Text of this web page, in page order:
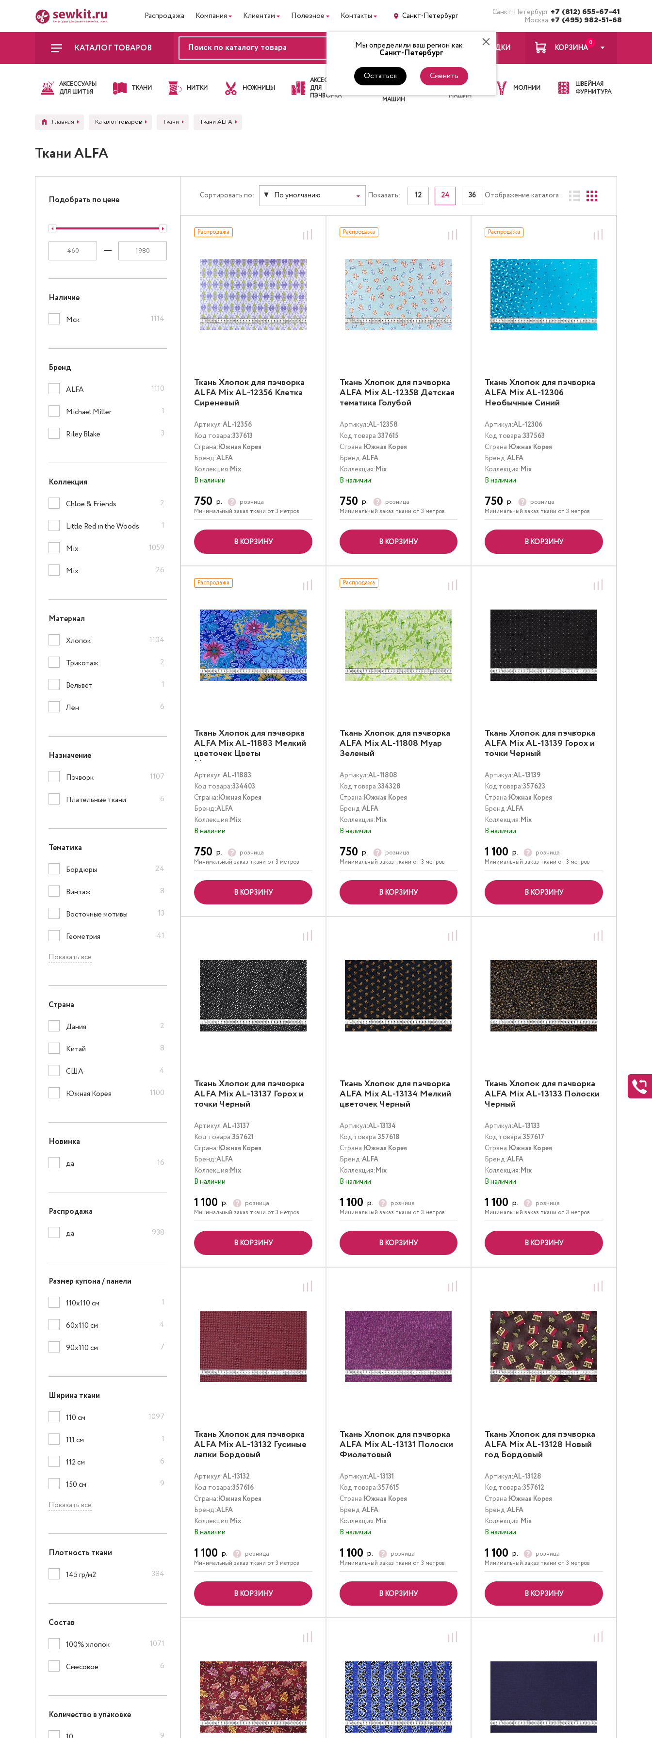
Распродажа Компания Клиентам Полезное Контакты Санкт-Петербург Санкт-Петербург +7 (812) 655-67-41
Москва +7 (495) 982-51-68
Мы определили ваш регион как:
Санкт-Петербург
Остаться Сменить
КАТАЛОГ ТОВАРОВ ВХОД ЗАКЛАДКИ
0
КОРЗИНА
АКСЕССУАРЫ
ДЛЯ ШИТЬЯ
ТКАНИ НИТКИ НОЖНИЦЫ
АКСЕССУАРЫ
ДЛЯ
ПЭЧВОРКА
ЛАПКИ
ДЛЯ
МАШИН
ИГЛЫ ДЛЯ
ШВЕЙНЫХ
МАШИН
МОЛНИИ
ШВЕЙНАЯ
ФУРНИТУРА
Главная Каталог товаров Ткани Ткани ALFA
Ткани ALFA
Подобрать по цене
Наличие
Мск 1114
Бренд
ALFA 1110
Michael Miller 1
Riley Blake 3
Коллекция
Chloe & Friends 2
Little Red in the Woods 1
Mix 1059
Mix 26
Материал
Хлопок 1104
Трикотаж 2
Вельвет 1
Лен 6
Назначение
Пэчворк 1107
Плательные ткани 6
Тематика
Бордюры 24
Винтаж 8
Восточные мотивы 13
Геометрия 41
Показать все
Страна
Дания 2
Китай 8
США 4
Южная Корея 1100
Новинка
да 16
Распродажа
да 938
Размер купона / панели
110х110 см 1
60х110 см 4
90х110 см 7
Ширина ткани
110 см 1097
111 см 1
112 см 6
150 см 9
Показать все
Плотность ткани
145 гр/м2 384
Состав
100% хлопок 1071
Смесовое 6
Количество в упаковке
Сортировать по: По умолчанию Показать: 12 24 36 Отображение каталога:
Распродажа
Ткань Хлопок для пэчворка
ALFA Mix AL-12356 Клетка
Сиреневый
Артикул:AL-12356
Код товара:337613
Страна:Южная Корея
Бренд:ALFA
Коллекция:Mix
В наличии
750 р. розница
Минимальный заказ ткани от 3 метров
В КОРЗИНУ
Распродажа
Ткань Хлопок для пэчворка
ALFA Mix AL-12358 Детская
тематика Голубой
Артикул:AL-12358
Код товара:337615
Страна:Южная Корея
Бренд:ALFA
Коллекция:Mix
В наличии
750 р. розница
Минимальный заказ ткани от 3 метров
В КОРЗИНУ
Распродажа
Ткань Хлопок для пэчворка
ALFA Mix AL-12306
Необычные Синий
Артикул:AL-12306
Код товара:337563
Страна:Южная Корея
Бренд:ALFA
Коллекция:Mix
В наличии
750 р. розница
Минимальный заказ ткани от 3 метров
В КОРЗИНУ
Распродажа
Ткань Хлопок для пэчворка
ALFA Mix AL-11883 Мелкий
цветочек Цветы
Мультиколор
Артикул:AL-11883
Код товара:334403
Страна:Южная Корея
Бренд:ALFA
Коллекция:Mix
В наличии
750 р. розница
Минимальный заказ ткани от 3 метров
В КОРЗИНУ
Распродажа
Ткань Хлопок для пэчворка
ALFA Mix AL-11808 Муар
Зеленый
Артикул:AL-11808
Код товара:334328
Страна:Южная Корея
Бренд:ALFA
Коллекция:Mix
В наличии
750 р. розница
Минимальный заказ ткани от 3 метров
В КОРЗИНУ
Ткань Хлопок для пэчворка
ALFA Mix AL-13139 Горох и
точки Черный
Артикул:AL-13139
Код товара:357623
Страна:Южная Корея
Бренд:ALFA
Коллекция:Mix
В наличии
1 100 р. розница
Минимальный заказ ткани от 3 метров
В КОРЗИНУ
Ткань Хлопок для пэчворка
ALFA Mix AL-13137 Горох и
точки Черный
Артикул:AL-13137
Код товара:357621
Страна:Южная Корея
Бренд:ALFA
Коллекция:Mix
В наличии
1 100 р. розница
Минимальный заказ ткани от 3 метров
В КОРЗИНУ
Ткань Хлопок для пэчворка
ALFA Mix AL-13134 Мелкий
цветочек Черный
Артикул:AL-13134
Код товара:357618
Страна:Южная Корея
Бренд:ALFA
Коллекция:Mix
В наличии
1 100 р. розница
Минимальный заказ ткани от 3 метров
В КОРЗИНУ
Ткань Хлопок для пэчворка
ALFA Mix AL-13133 Полоски
Черный
Артикул:AL-13133
Код товара:357617
Страна:Южная Корея
Бренд:ALFA
Коллекция:Mix
В наличии
1 100 р. розница
Минимальный заказ ткани от 3 метров
В КОРЗИНУ
Ткань Хлопок для пэчворка
ALFA Mix AL-13132 Гусиные
лапки Бордовый
Артикул:AL-13132
Код товара:357616
Страна:Южная Корея
Бренд:ALFA
Коллекция:Mix
В наличии
1 100 р. розница
Минимальный заказ ткани от 3 метров
В КОРЗИНУ
Ткань Хлопок для пэчворка
ALFA Mix AL-13131 Полоски
Фиолетовый
Артикул:AL-13131
Код товара:357615
Страна:Южная Корея
Бренд:ALFA
Коллекция:Mix
В наличии
1 100 р. розница
Минимальный заказ ткани от 3 метров
В КОРЗИНУ
Ткань Хлопок для пэчворка
ALFA Mix AL-13128 Новый
год Бордовый
Артикул:AL-13128
Код товара:357612
Страна:Южная Корея
Бренд:ALFA
Коллекция:Mix
В наличии
1 100 р. розница
Минимальный заказ ткани от 3 метров
В КОРЗИНУ